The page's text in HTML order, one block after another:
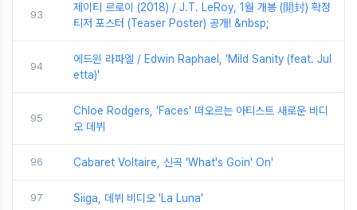
93
제이티 르로이 (2018) / J.T. LeRoy, 1월 개봉 (開封) 확정
티저 포스터 (Teaser Poster) 공개! &nbsp;
94
에드윈 라파엘 / Edwin Raphael, 'Mild Sanity (feat. Jul
etta)'
95
Chloe Rodgers, 'Faces' 떠오르는 아티스트 새로운 비디
오 데뷔
96 Cabaret Voltaire, 신곡 'What's Goin' On'
97 Siiga, 데뷔 비디오 'La Luna'